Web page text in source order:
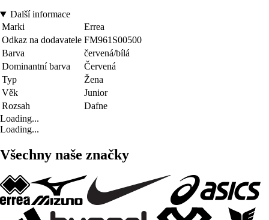
Další informace
Marki
Errea
Odkaz na dodavatele FM961S00500
Barva
červená/bílá
Dominantní barva
Červená
Typ
Žena
Věk
Junior
Rozsah
Dafne
Loading...
Loading...
Všechny naše značky